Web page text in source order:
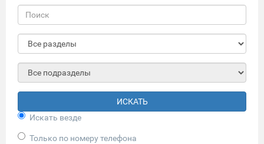
ИСКАТЬ
Искать везде
Только по номеру телефона